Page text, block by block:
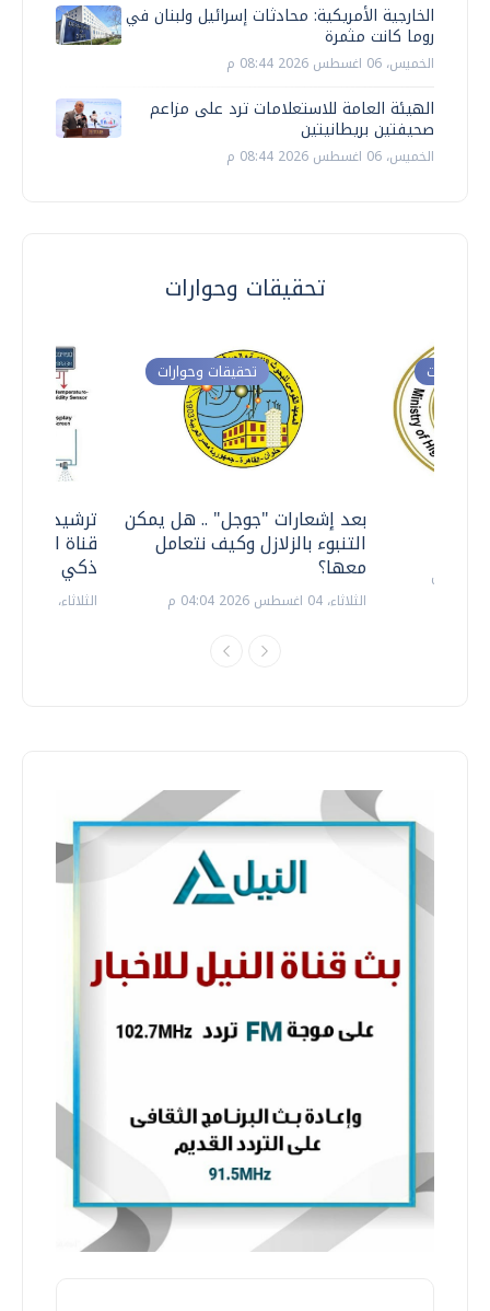
الخارجية الأمريكية: محادثات إسرائيل ولبنان في
روما كانت مثمرة
الخميس، 06 اغسطس 2026 08:44 م
الهيئة العامة للاستعلامات ترد على مزاعم
صحيفتين بريطانيتين
الخميس، 06 اغسطس 2026 08:44 م
تحقيقات وحوارات
ترشيدا
قناة
ذكي
الثلاثاء، 14 يوليو 2026 06:11 م
تحقيقات وحوارات
بعد إشعارات "جوجل" .. هل يمكن
التنبوء بالزلازل وكيف نتعامل
معها؟
الثلاثاء، 04 اغسطس 2026 04:04 م
وحوارات